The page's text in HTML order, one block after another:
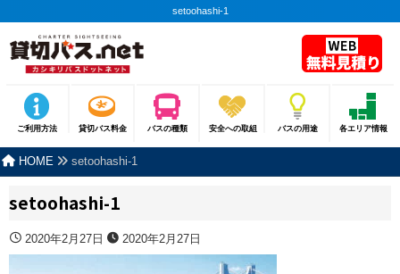
setoohashi-1
ご利用方法 貸切バス料金 バスの種類 安全への取組 バスの用途 各エリア情報
HOME setoohashi-1
setoohashi-1
2020年2月27日 2020年2月27日